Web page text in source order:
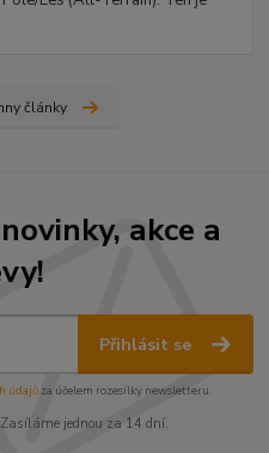
články
akce a
Přihlásit se
údajůza účelem rozesílky newsletteru.
jednou za 14 dní.